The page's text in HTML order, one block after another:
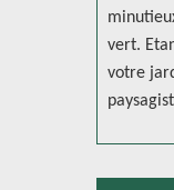
vert.
votre